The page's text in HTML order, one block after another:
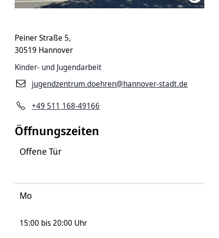
Peiner Straße 5,
30519 Hannover
Kinder- und Jugendarbeit
jugendzentrum.doehren@hannover-stadt.de
+49 511 168-49166
Öffnungszeiten
Offene Tür
Mo
15:00 bis 20:00 Uhr